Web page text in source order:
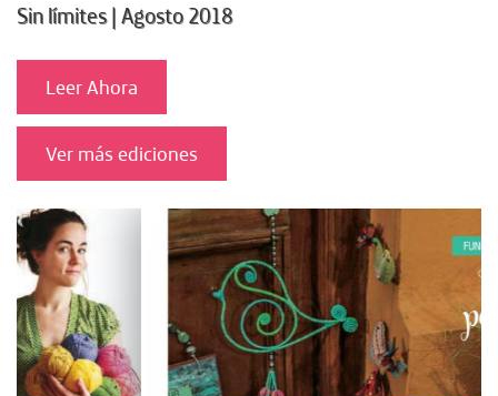
Sin límites | Agosto 2018
Leer Ahora
Ver más ediciones